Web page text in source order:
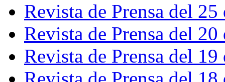
Revista de Prensa del
Revista de Prensa del
Revista de Prensa del